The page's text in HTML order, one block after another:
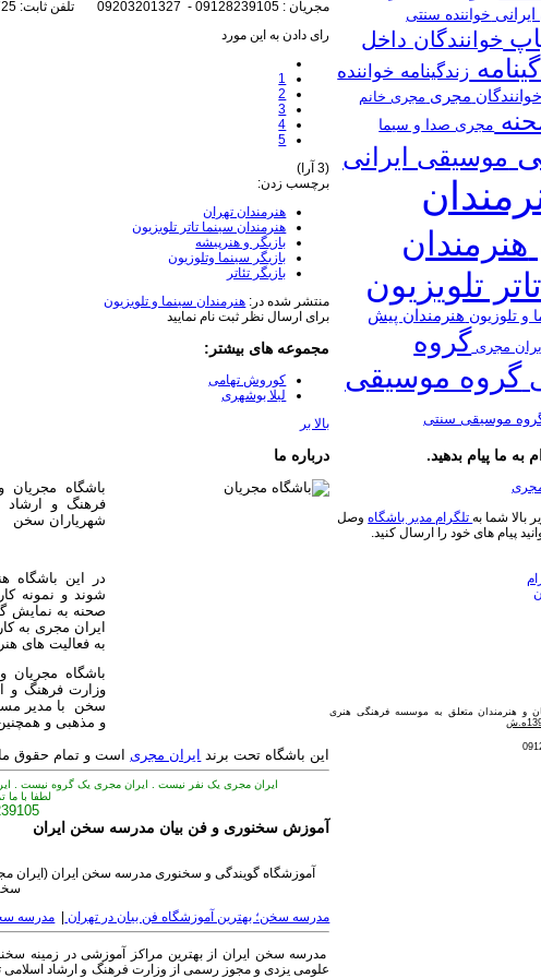
مجریان : 09128239105 - 09203201327 تلفن ثابت: 02188679725
رای دادن به این مورد
1
2
3
4
5
(3 آرا)
برچسب زدن:
هنرمندان تهران
هنرمندان سینما تاتر تلویزیون
بازیگر و هنرپیشه
بازیگر سینما وتلوزیون
بازیگر تئاتر
منتشر شده در: هنرمندان سینما و تلویزیون
برای ارسال نظر ثبت نام نمایید
مجموعه های بیشتر:
کوروش تهامی
لیلا بوشهری
بالا بر
درباره ما
فرهنگ و
شهریاران سخن
در این باشگاه
شوند و نمونه
صحنه به نمایش
ایران مجری به
به فعالیت های
وزارت فرهنگ و
سخن با مدیر
و مذهبی و همچنین
این باشگاه تحت برند ایران مجریاست و تمام حقوق
ایران مجری یک نفر نیست . ایران مجری یک گروه نیست .
لطفا با ما
آموزش سخنوری و فن بیان مدرسه سخن ایران
آموزشگاه گویندگی و سخنوری مدرسه سخن ایران
مدرسه سخن؛ بهترین آموزشگاه فن بیان در تهران
مدرسه
مدرسه سخن ایران از بهترین مراکز آموزشی در زمینه
خواننده سنتی
خوانندگان داخل
زندگینامه خواننده
مجری مجری خانم
مجری صدا و سیما
موسیقی ایرانی
هنرمندان
تلویزیون
و تلوزیون هنرمندان پیش
مجری گروه
گروه موسیقی
موسیقی سنتی
به ما پیام بدهید.
بالا شما بهتلگرام مدیر باشگاهوصل
پیام های خود را ارسال کنید.
و هنرمندان متعلق به موسسه فرهنگی هنری